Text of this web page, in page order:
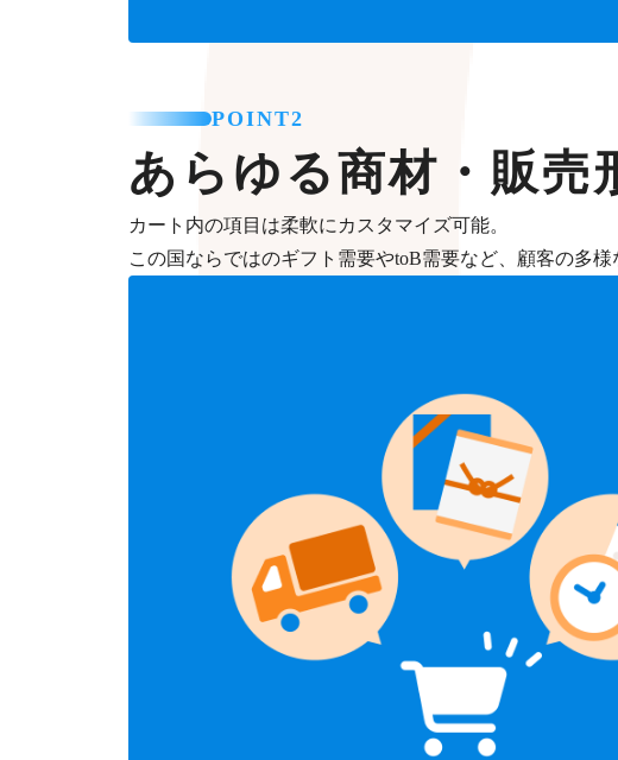
POINT2
あらゆる商材・販売
カート内の項目は柔軟にカスタマイズ可能。
この国ならではのギフト需要やtoB需要など、顧客の多様